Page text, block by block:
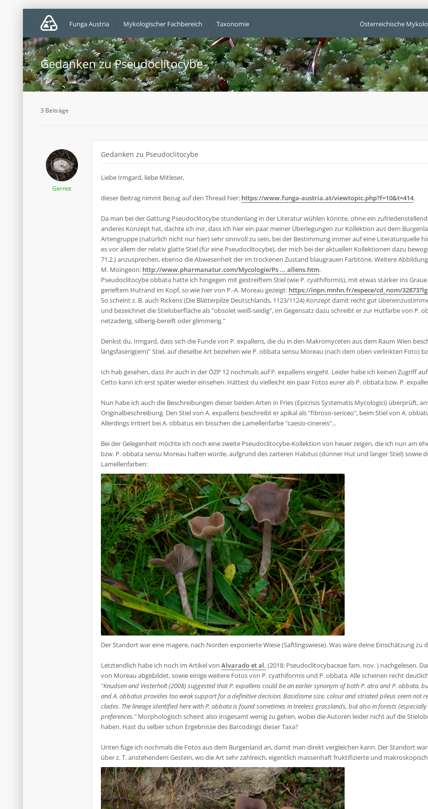
Österreichische
Funga Austria Mykologischer Fachbereich Taxonomie
Gedanken zu Pseudoclitocybe
3 Beiträge
Gernot
Gedanken zu Pseudoclitocybe
Liebe Irmgard, liebe Mitleser,
dieser Beitrag nimmt Bezug auf den Thread hier: https://www.funga-austria.at/viewtopic.php?f=10&t=414.
Da man bei der Gattung Pseudoclitocybe stundenlang in der Literatur wühlen könnte, ohne ein
anderes Konzept hat, dachte ich mir, dass ich hier ein paar meiner Überlegungen zur Kollektion aus dem
Artengruppe (natürlich nicht nur hier) sehr sinnvoll zu sein, bei der Bestimmung immer auf eine Literaturquelle
es vor allem der relativ glatte Stiel (für eine Pseudoclitocybe), der mich bei der aktuellen Kollektionen dazu
71.2.) anzusprechen, ebenso die Abwesenheit der im trockenen Zustand blaugrauen Farbtöne. Weitere
M. Moingeon: http://www.pharmanatur.com/Mycologie/Ps ... allens.htm.
Pseudoclitocybe obbata hatte ich hingegen mit gestreiftem Stiel (wie P. cyathiformis), mit etwas stärker ins
gerieftem Hutrand im Kopf, so wie hier von P.-A. Moreau gezeigt: https://inpn.mnhn.fr/espece/cd_nom/
So scheint z. B. auch Rickens (Die Blätterpilze Deutschlands, 1123/1124) Konzept damit recht gut
und bezeichnet die Stieloberfläche als "obsolet weiß-seidig", im Gegensatz dazu schreibt er zur Hutfarbe von P.
netzaderig, silberig-bereift oder glimmerig."
Denkst du, Irmgard, dass sich die Funde von P. expallens, die du in den Makromyceten aus dem Raum Wien
längsfaserig(em)" Stiel, auf dieselbe Art beziehen wie P. obbata sensu Moreau (nach dem oben verlinkten Foto)
Ich hab gesehen, dass ihr auch in der ÖZP 12 nochmals auf P. expallens eingeht. Leider habe ich keinen Zugriff
Cetto kann ich erst später wieder einsehen. Hättest du vielleicht ein paar Fotos eurer als P. obbata bzw. P.
Nun habe ich auch die Beschreibungen dieser beiden Arten in Fries (Epicrisis Systematis Mycologici) überprüft,
Originalbeschreibung. Den Stiel von A. expallens beschreibt er apikal als "fibroso-sericeo", beim Stiel von A.
Allerdings irritiert bei A. obbatus ein bisschen die Lamellenfarbe "caesio-cinereis"...
Bei der Gelegenheit möchte ich noch eine zweite Pseudoclitocybe-Kollektion von heuer zeigen, die ich nun am
bzw. P. obbata sensu Moreau halten würde, aufgrund des zarteren Habitus (dünner Hut und langer Stiel) sowie
Lamellenfarben:
Der Standort war eine magere, nach Norden exponierte Wiese (Saftlingswiese). Was wäre deine Einschätzung zu
Letztendlich habe ich noch im Artikel von Alvarado et al. (2018: Pseudoclitocybaceae fam. nov. ) nachgelesen.
von Moreau abgebildet, sowie einige weitere Fotos von P. cyathiformis und P. obbata. Alle scheinen recht
"Knudsen and Vesterholt (2008) suggested that P. expallens could be an earlier synonym of both P. atra and P. obbata,
and A. obbatus provides too weak support for a definitive decision. Basidiome size, colour and striated pileus seem not
clades. The lineage identified here with P. obbata is found sometimes in treeless grasslands, but also in forests
preferences." Morphologisch scheint also insgesamt wenig zu gehen, wobei die Autoren leider nicht auf die
haben. Hast du selber schon Ergebnisse des Barcodings dieser Taxa?
Unten füge ich nochmals die Fotos aus dem Burgenland an, damit man direkt vergleichen kann. Der Standort
über z. T. anstehendem Gestein, wo die Art sehr zahlreich, eigentlich massenhaft fruktifizierte und